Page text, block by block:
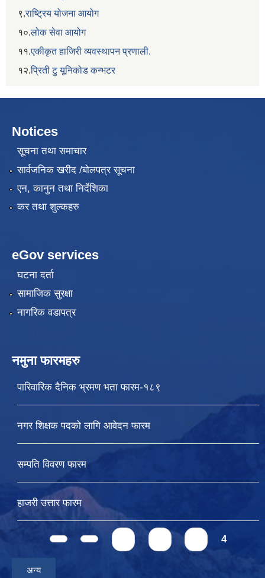
९.राष्ट्रिय योजना आयोग
१०.लोक सेवा आयोग
११.एकीकृत हाजिरी व्यवस्थापन प्रणाली.
१२.प्रिती टु यूनिकोड कन्भटर
Notices
सूचना तथा समाचार
सार्वजनिक खरीद /बोलपत्र सूचना
एन, कानुन तथा निर्देशिका
कर तथा शुल्कहरु
eGov services
घटना दर्ता
सामाजिक सुरक्षा
नागरिक वडापत्र
नमुना फारमहरु
पारिवारिक दैनिक भ्रमण भता फारम-१८९
नगर शिक्षक पदको लागि आवेदन फारम
सम्पति विवरण फारम
हाजरी उत्तार फारम
Pages 4
अन्य